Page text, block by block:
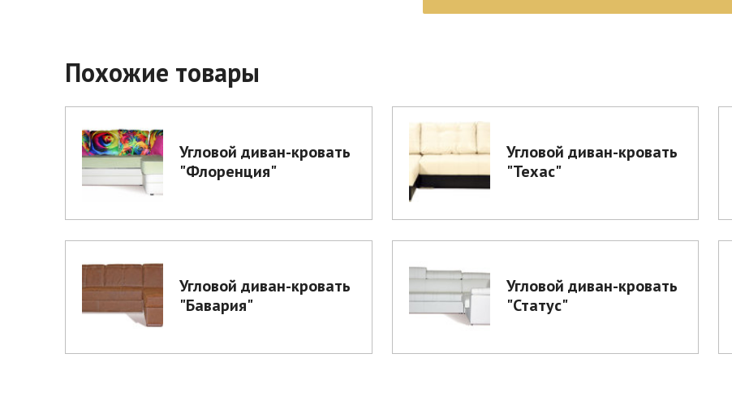
Похожие товары
Угловой диван-кровать
"Флоренция"
Угловой диван-кровать
"Техас"
Угловой диван-кровать
"Бавария"
Угловой диван-кровать
"Статус"